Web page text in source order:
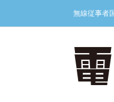
content
無線従事者